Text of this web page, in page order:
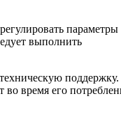
параметры
выполнить
поддержку.
время его